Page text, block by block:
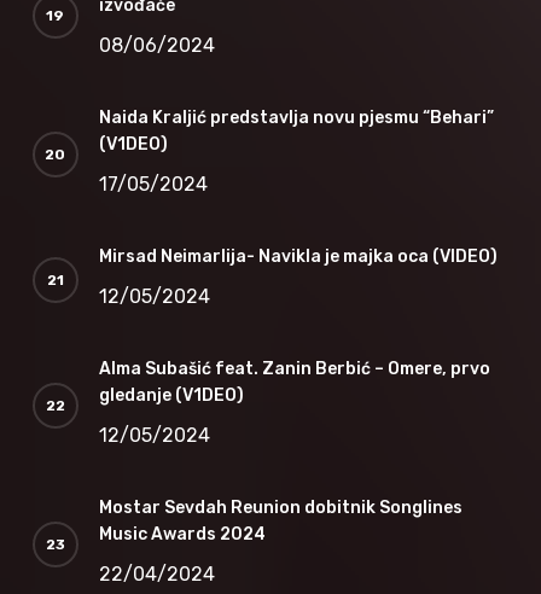
izvođače
08/06/2024
Naida Kraljić predstavlja novu pjesmu “Behari”
(V1DEO)
17/05/2024
Mirsad Neimarlija- Navikla je majka oca (VIDEO)
12/05/2024
Alma Subašić feat. Zanin Berbić – Omere, prvo
gledanje (V1DEO)
12/05/2024
Mostar Sevdah Reunion dobitnik Songlines
Music Awards 2024
22/04/2024